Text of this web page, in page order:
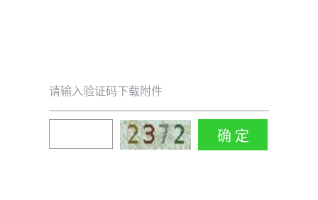
请输入验证码下载附件